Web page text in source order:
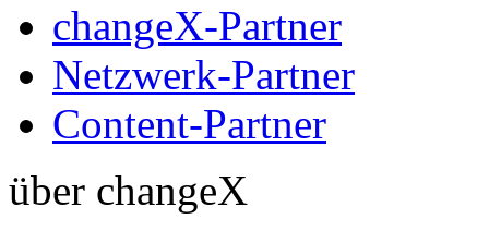
changeX-Partner
Netzwerk-Partner
Content-Partner
über changeX